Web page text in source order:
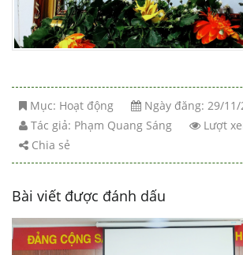
Mục: Hoạt động
Ngày đăng: 29/11/
Tác giả: Phạm Quang Sáng
Lượt
Chia sẻ
Bài viết được đánh dấu